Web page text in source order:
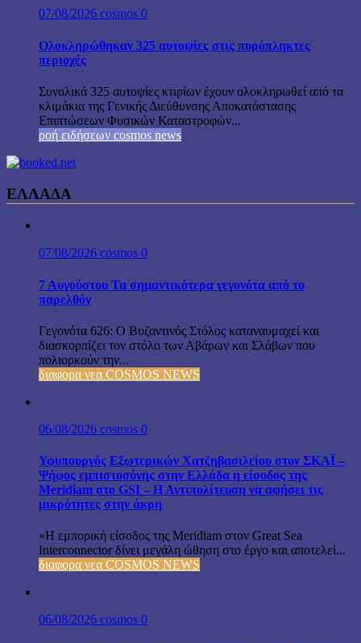
07/08/2026 cosmos 0
Ολοκληρώθηκαν 325 αυτοψίες στις πυρόπληκτες
περιοχές
Συνολικά 325 αυτοψίες κτιρίων έχουν ολοκληρωθεί από τα
κλιμάκια της Γενικής Διεύθυνσης Αποκατάστασης
Επιπτώσεων Φυσικών Καταστροφών...
ροή ειδήσεων cosmos news
ΕΛΛΑΔΑ
07/08/2026 cosmos 0
7 Αυγούστου Τα σημαντικότερα γεγονότα από το
παρελθόν
Γεγονότα 626: Ο Βυζαντινός Στόλος καταναυμαχεί και
διασκορπίζει τον στόλο των Αβάρων και Σλάβων που
πολιορκούν την...
διαφορα νεα COSMOS NEWS
06/08/2026 cosmos 0
Υφυπουργός Εξωτερικών Χατζηβασιλείου στον ΣΚΑΪ –
Ψήφος εμπιστοσύνης στην Ελλάδα η είσοδος της
Meridiam στο GSI – Η Αντιπολίτευση να αφήσει τις
μικρότητες στην άκρη
«Η εμπορική είσοδος της Meridiam στον Great Sea
Interconnector δίνει μεγάλη ώθηση στο έργο και αποτελεί...
διαφορα νεα COSMOS NEWS
06/08/2026 cosmos 0